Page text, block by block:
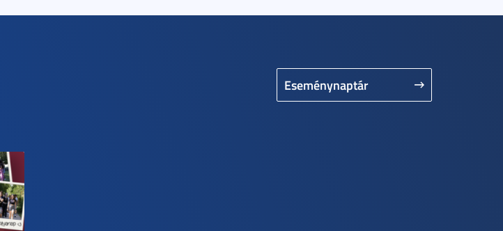
Eseménynaptár